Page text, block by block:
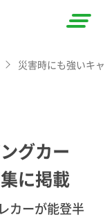
災害時にも強いキ
グカー
に掲載
カーが能登半